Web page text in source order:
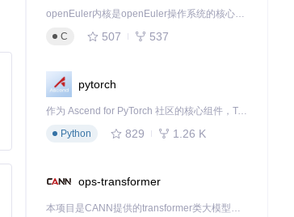
openEuler内核是openEuler操作系统的核心，既是系统性能与稳定性的基石，也是连接处理器、设备与服务的桥梁。
C
507 537
pytorch
作为 Ascend for PyTorch 社区的核心组件，TorchNPU 是昇腾专为 PyTorch 打造的深度学习适配插件，使 PyTorch 框架能够直接调用昇腾 NPU，为开发者提供昇腾 AI 处理器的超强算力。
Python
829 1.26 K
ops-transformer
本项目是CANN提供的transformer类大模型算子库，实现网络在NPU上加速计算。